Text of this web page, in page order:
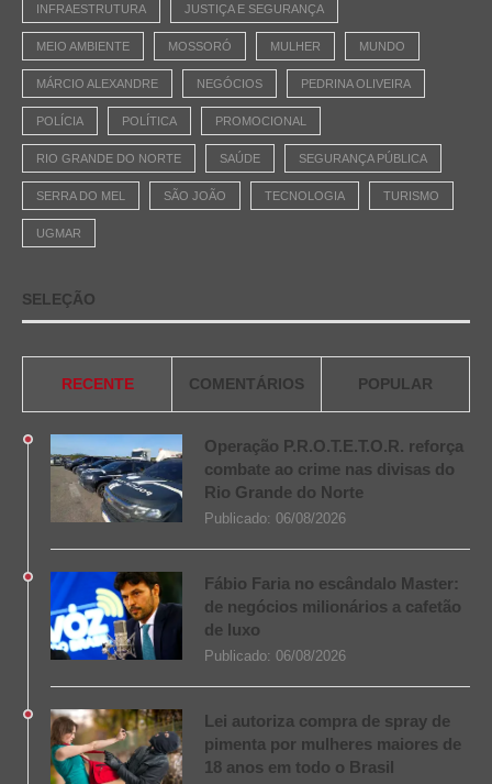
INFRAESTRUTURA JUSTIÇA E SEGURANÇA
MEIO AMBIENTE MOSSORÓ MULHER MUNDO
MÁRCIO ALEXANDRE NEGÓCIOS PEDRINA OLIVEIRA
POLÍCIA POLÍTICA PROMOCIONAL
RIO GRANDE DO NORTE SAÚDE SEGURANÇA PÚBLICA
SERRA DO MEL SÃO JOÃO TECNOLOGIA TURISMO
UGMAR
SELEÇÃO
RECENTE COMENTÁRIOS POPULAR
Operação P.R.O.T.E.T.O.R. reforça
combate ao crime nas divisas do
Rio Grande do Norte
Publicado: 06/08/2026
Fábio Faria no escândalo Master:
de negócios milionários a cafetão
de luxo
Publicado: 06/08/2026
Lei autoriza compra de spray de
pimenta por mulheres maiores de
18 anos em todo o Brasil